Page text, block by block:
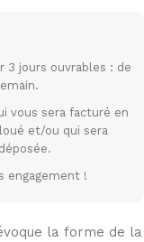
3 jours ouvrables : de
vous sera facturé en
et/ou qui sera
engagement !
la forme de la